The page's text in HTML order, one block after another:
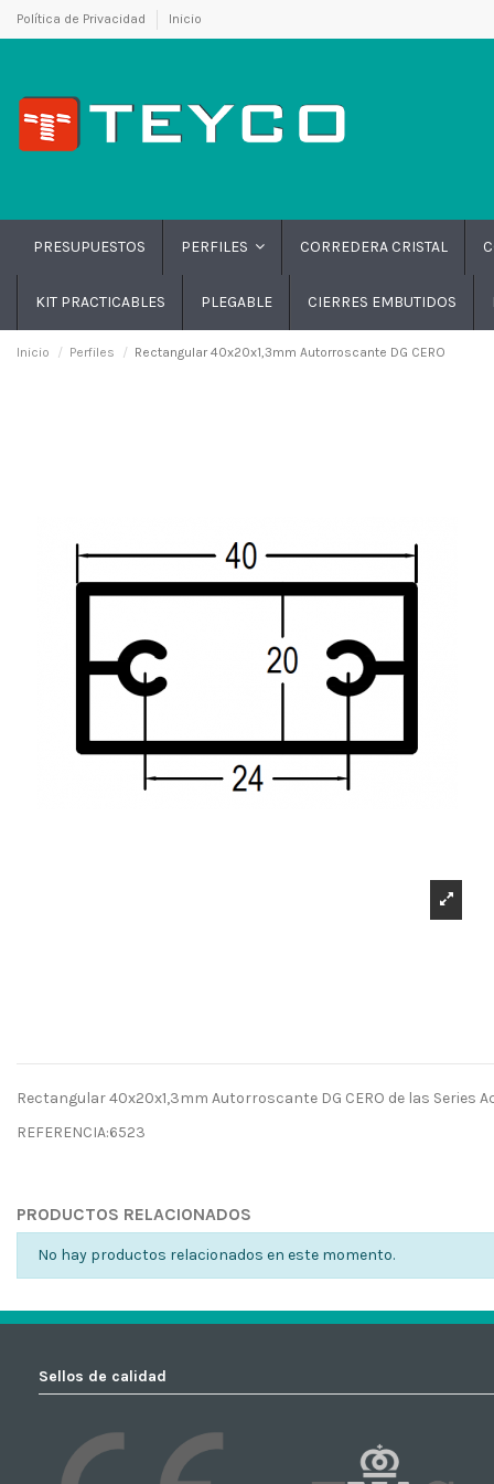
Política de Privacidad Inicio
PRESUPUESTOS PERFILES CORREDERA CRISTAL
KIT PRACTICABLES PLEGABLE CIERRES EMBUTIDOS
Inicio Perfiles Rectangular 40x20x1,3mm Autorroscante DG CERO
Rectangular 40x20x1,3mm Autorroscante DG CERO de las Series
REFERENCIA:6523
PRODUCTOS RELACIONADOS
No hay productos relacionados en este momento.
Sellos de calidad